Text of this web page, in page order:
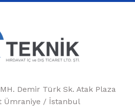
Demir Türk Sk. Atak Plaza
Ümraniye / İstanbul